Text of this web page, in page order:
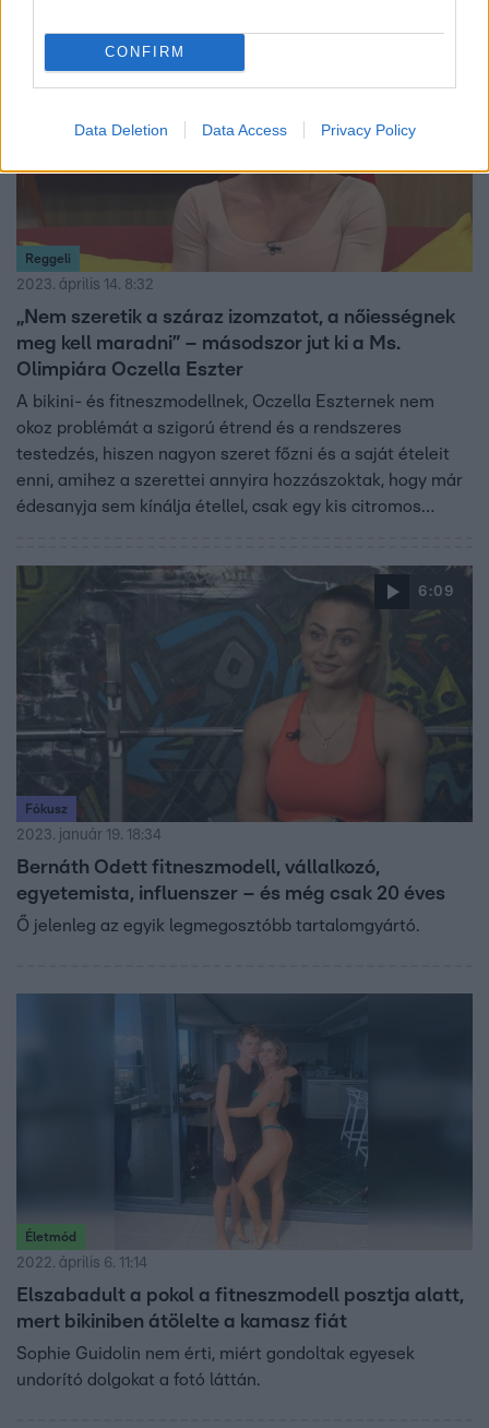
CONFIRM
Data Deletion Data Access Privacy Policy
Reggeli
2023. április 14. 8:32
„Nem szeretik a száraz izomzatot, a nőiességnek
meg kell maradni” – másodszor jut ki a Ms.
Olimpiára Oczella Eszter
A bikini- és fitneszmodellnek, Oczella Eszternek nem
okoz problémát a szigorú étrend és a rendszeres
testedzés, hiszen nagyon szeret főzni és a saját ételeit
enni, amihez a szerettei annyira hozzászoktak, hogy már
édesanyja sem kínálja étellel, csak egy kis citromos
szigorú étrendjébe és időbeosztásába nem fér bele, hogy
vele együtt vacsorázzon.
6:09
Fókusz
2023. január 19. 18:34
Bernáth Odett fitneszmodell, vállalkozó,
egyetemista, influenszer – és még csak 20 éves
Ő jelenleg az egyik legmegosztóbb tartalomgyártó.
Életmód
2022. április 6. 11:14
Elszabadult a pokol a fitneszmodell posztja alatt,
mert bikiniben átölelte a kamasz fiát
Sophie Guidolin nem érti, miért gondoltak egyesek
undorító dolgokat a fotó láttán.